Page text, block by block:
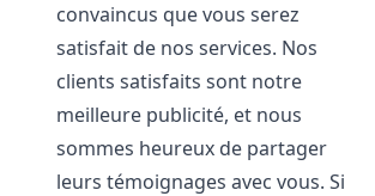
convaincus que vous serez
satisfait de nos services. Nos
clients satisfaits sont notre
meilleure publicité, et nous
sommes heureux de partager
leurs témoignages avec vous. Si